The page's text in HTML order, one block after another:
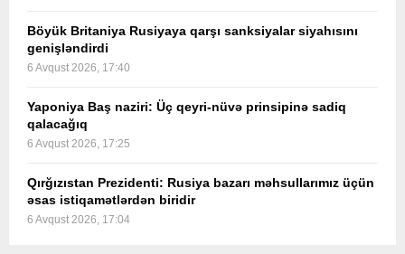
Böyük Britaniya Rusiyaya qarşı sanksiyalar siyahısını
genişləndirdi
6 Avqust 2026, 17:40
Yaponiya Baş naziri: Üç qeyri-nüvə prinsipinə sadiq
qalacağıq
6 Avqust 2026, 17:25
Qırğızıstan Prezidenti: Rusiya bazarı məhsullarımız üçün
əsas istiqamətlərdən biridir
6 Avqust 2026, 17:04